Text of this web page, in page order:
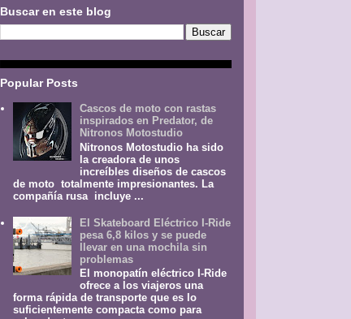
Buscar en este blog
Popular Posts
Cascos de moto con rastas
inspirados en Predator, de
Nitronos Motostudio
Nitronos Motostudio ha sido
la creadora de unos
increíbles diseños de cascos
de moto totalmente impresionantes. La
compañía rusa incluye ...
El Skateboard Eléctrico I-Ride
pesa 6,8 kilos y se puede
llevar en una mochila sin
problemas
El monopatín eléctrico I-Ride
ofrece a los viajeros una
forma rápida de transporte que es lo
suficientemente compacta como para